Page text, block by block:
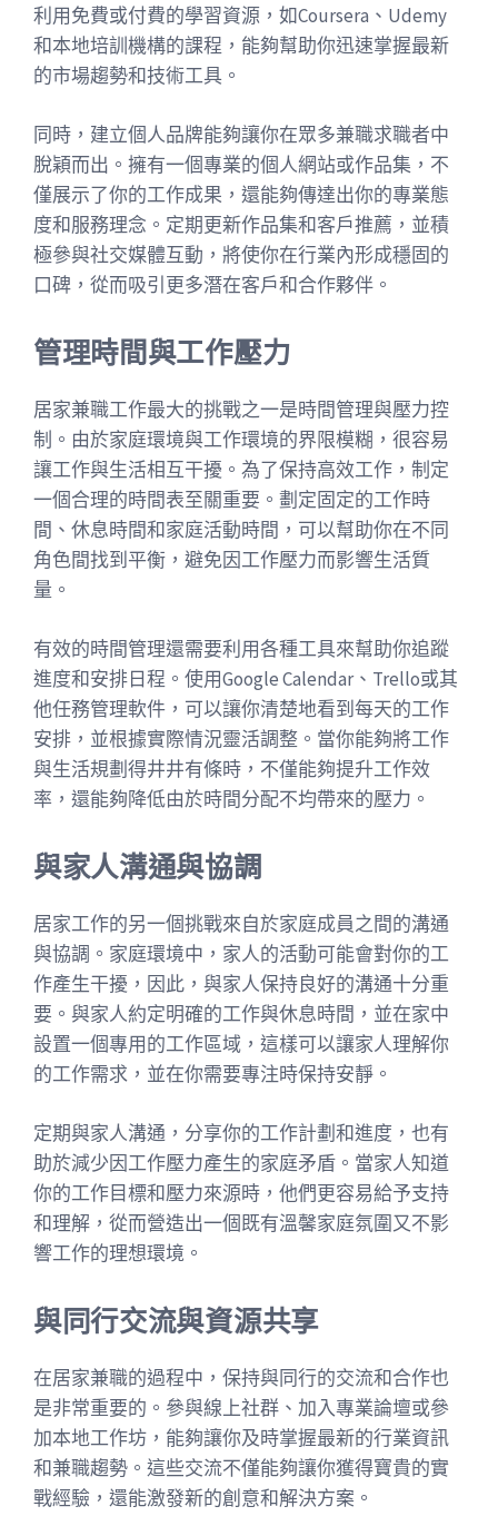
利用免費或付費的學習資源，如Coursera、Udemy
和本地培訓機構的課程，能夠幫助你迅速掌握最新
的市場趨勢和技術工具。
同時，建立個人品牌能夠讓你在眾多兼職求職者中
脫穎而出。擁有一個專業的個人網站或作品集，不
僅展示了你的工作成果，還能夠傳達出你的專業態
度和服務理念。定期更新作品集和客戶推薦，並積
極參與社交媒體互動，將使你在行業內形成穩固的
口碑，從而吸引更多潛在客戶和合作夥伴。
管理時間與工作壓力
居家兼職工作最大的挑戰之一是時間管理與壓力控
制。由於家庭環境與工作環境的界限模糊，很容易
讓工作與生活相互干擾。為了保持高效工作，制定
一個合理的時間表至關重要。劃定固定的工作時
間、休息時間和家庭活動時間，可以幫助你在不同
角色間找到平衡，避免因工作壓力而影響生活質
量。
有效的時間管理還需要利用各種工具來幫助你追蹤
進度和安排日程。使用Google Calendar、Trello或其
他任務管理軟件，可以讓你清楚地看到每天的工作
安排，並根據實際情況靈活調整。當你能夠將工作
與生活規劃得井井有條時，不僅能夠提升工作效
率，還能夠降低由於時間分配不均帶來的壓力。
與家人溝通與協調
居家工作的另一個挑戰來自於家庭成員之間的溝通
與協調。家庭環境中，家人的活動可能會對你的工
作產生干擾，因此，與家人保持良好的溝通十分重
要。與家人約定明確的工作與休息時間，並在家中
設置一個專用的工作區域，這樣可以讓家人理解你
的工作需求，並在你需要專注時保持安靜。
定期與家人溝通，分享你的工作計劃和進度，也有
助於減少因工作壓力產生的家庭矛盾。當家人知道
你的工作目標和壓力來源時，他們更容易給予支持
和理解，從而營造出一個既有溫馨家庭氛圍又不影
響工作的理想環境。
與同行交流與資源共享
在居家兼職的過程中，保持與同行的交流和合作也
是非常重要的。參與線上社群、加入專業論壇或參
加本地工作坊，能夠讓你及時掌握最新的行業資訊
和兼職趨勢。這些交流不僅能夠讓你獲得寶貴的實
戰經驗，還能激發新的創意和解決方案。